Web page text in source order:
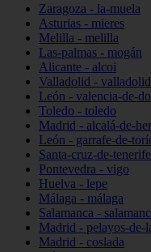
Zaragoza - la-muela
Asturias - mieres
Melilla - melilla
Las-palmas - mogán
Alicante - alcoi
Valladolid - valladolid
León - valencia-de-
Toledo - toledo
Madrid - alcalá-de-
León - garrafe-de-
Santa-cruz-de-
Pontevedra - vigo
Huelva - lepe
Málaga - málaga
Salamanca -
Madrid - pelayos-de-
Madrid - coslada